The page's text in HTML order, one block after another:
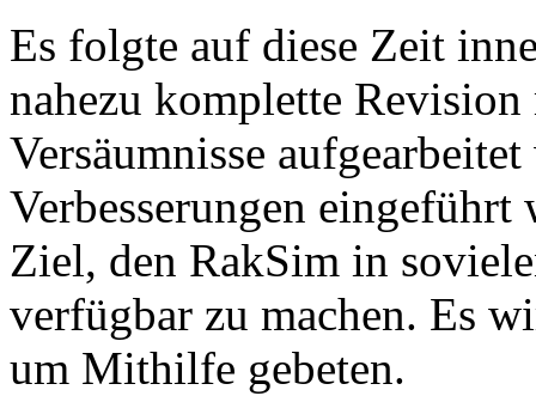
Es folgte auf diese Zeit
nahezu komplette
Versäumnisse
Verbesserungen
Ziel, den RakSim in
verfügbar zu machen. Es
um Mithilfe gebeten.